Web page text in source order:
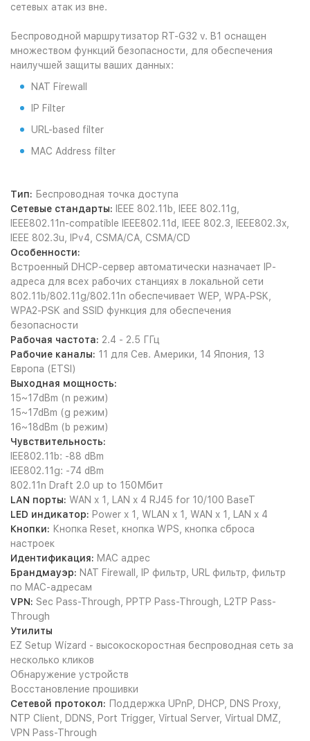
сетевых атак из вне.
Беспроводной маршрутизатор RT-G32 v. B1 оснащен
множеством функций безопасности, для обеспечения
наилучшей защиты ваших данных:
NAT Firewall
IP Filter
URL-based filter
MAC Address filter
Тип: Беспроводная точка доступа
Сетевые стандарты: IEEE 802.11b, IEEE 802.11g,
IEEE802.11n-compatible IEEE802.11d, IEEE 802.3, IEEE802.3x,
IEEE 802.3u, IPv4, CSMA/CA, CSMA/CD
Особенности:
Встроенный DHCP-сервер автоматически назначает IP-
адреса для всех рабочих станциях в локальной сети
802.11b/802.11g/802.11n обеспечивает WEP, WPA-PSK,
WPA2-PSK and SSID функция для обеспечения
безопасности
Рабочая частота: 2.4 - 2.5 ГГц
Рабочие каналы: 11 для Сев. Америки, 14 Япония, 13
Европа (ETSI)
Выходная мощность:
15~17dBm (n режим)
15~17dBm (g режим)
16~18dBm (b режим)
Чувствительность:
IEE802.11b: -88 dBm
IEE802.11g: -74 dBm
802.11n Draft 2.0 up to 150Мбит
LAN порты: WAN x 1, LAN x 4 RJ45 for 10/100 BaseT
LED индикатор: Power x 1, WLAN x 1, WAN x 1, LAN x 4
Кнопки: Кнопка Reset, кнопка WPS, кнопка сброса
настроек
Идентификация: MAC адрес
Брандмауэр: NAT Firewall, IP фильтр, URL фильтр, фильтр
по MAC-адресам
VPN: Sec Pass-Through, PPTP Pass-Through, L2TP Pass-
Through
Утилиты
EZ Setup Wizard - высокоскоростная беспроводная сеть за
несколько кликов
Обнаружение устройств
Восстановление прошивки
Сетевой протокол: Поддержка UPnP, DHCP, DNS Proxy,
NTP Client, DDNS, Port Trigger, Virtual Server, Virtual DMZ,
VPN Pass-Through